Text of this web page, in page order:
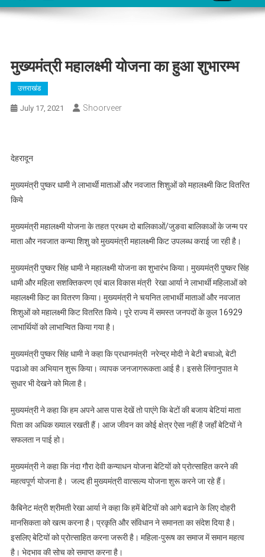
मुख्यमंत्री महालक्ष्मी योजना का हुआ शुभारम्भ
उत्तराखंड
July 17, 2021 Shoorveer
देहरादून
मुख्यमंत्री पुष्कर धामी ने लाभार्थी माताओं और नवजात शिशुओं को महालक्ष्मी किट वितरित
किये
मुख्यमंत्री महालक्ष्मी योजना के तहत प्रथम दो बालिकाओं/जुङवा बालिकाओं के जन्म पर
माता और नवजात कन्या शिशु को मुख्यमंत्री महालक्ष्मी किट उपलब्ध कराई जा रही है।
मुख्यमंत्री पुष्कर सिंह धामी ने महालक्ष्मी योजना का शुभारंभ किया। मुख्यमंत्री पुष्कर सिंह
धामी और महिला सशक्तिकरण एवं बाल विकास मंत्री रेखा आर्या ने लाभार्थी महिलाओं को
महालक्ष्मी किट का वितरण किया। मुख्यमंत्री ने चयनित लाभार्थी माताओं और नवजात
शिशुओं को महालक्ष्मी किट वितरित किये। पूरे राज्य में समस्त जनपदों के कुल 16929
लाभार्थियों को लाभान्वित किया गया है।
मुख्यमंत्री पुष्कर सिंह धामी ने कहा कि प्रधानमंत्री नरेन्द्र मोदी ने बेटी बचाओ, बेटी
पढाओ का अभियान शुरू किया। व्यापक जनजागरूकता आई है। इससे लिंगानुपात मे
सुधार भी देखने को मिला है।
मुख्यमंत्री ने कहा कि हम अपने आस पास देखें तो पाएंगे कि बेटों की बजाय बेटियां माता
पिता का अधिक ख्याल रखती हैं। आज जीवन का कोई क्षेत्र ऐसा नहीं है जहाँ बेटियों ने
सफलता न पाई हो।
मुख्यमंत्री ने कहा कि नंदा गौरा देवी कन्याधन योजना बेटियों को प्रोत्साहित करने की
महत्वपूर्ण योजना है। जल्द ही मुख्यमंत्री वात्सल्य योजना शुरू करने जा रहे हैं।
कैबिनेट मंत्री श्रीमती रेखा आर्या ने कहा कि हमें बेटियों को आगे बढाने के लिए दोहरी
मानसिकता को खत्म करना है। प्रकृति और संविधान ने समानता का संदेश दिया है।
इसलिए बेटियों को प्रोत्साहित करना जरूरी है। महिला-पुरूष का समाज में समान महत्व
है। भेदभाव की सोच को समाप्त करना है।